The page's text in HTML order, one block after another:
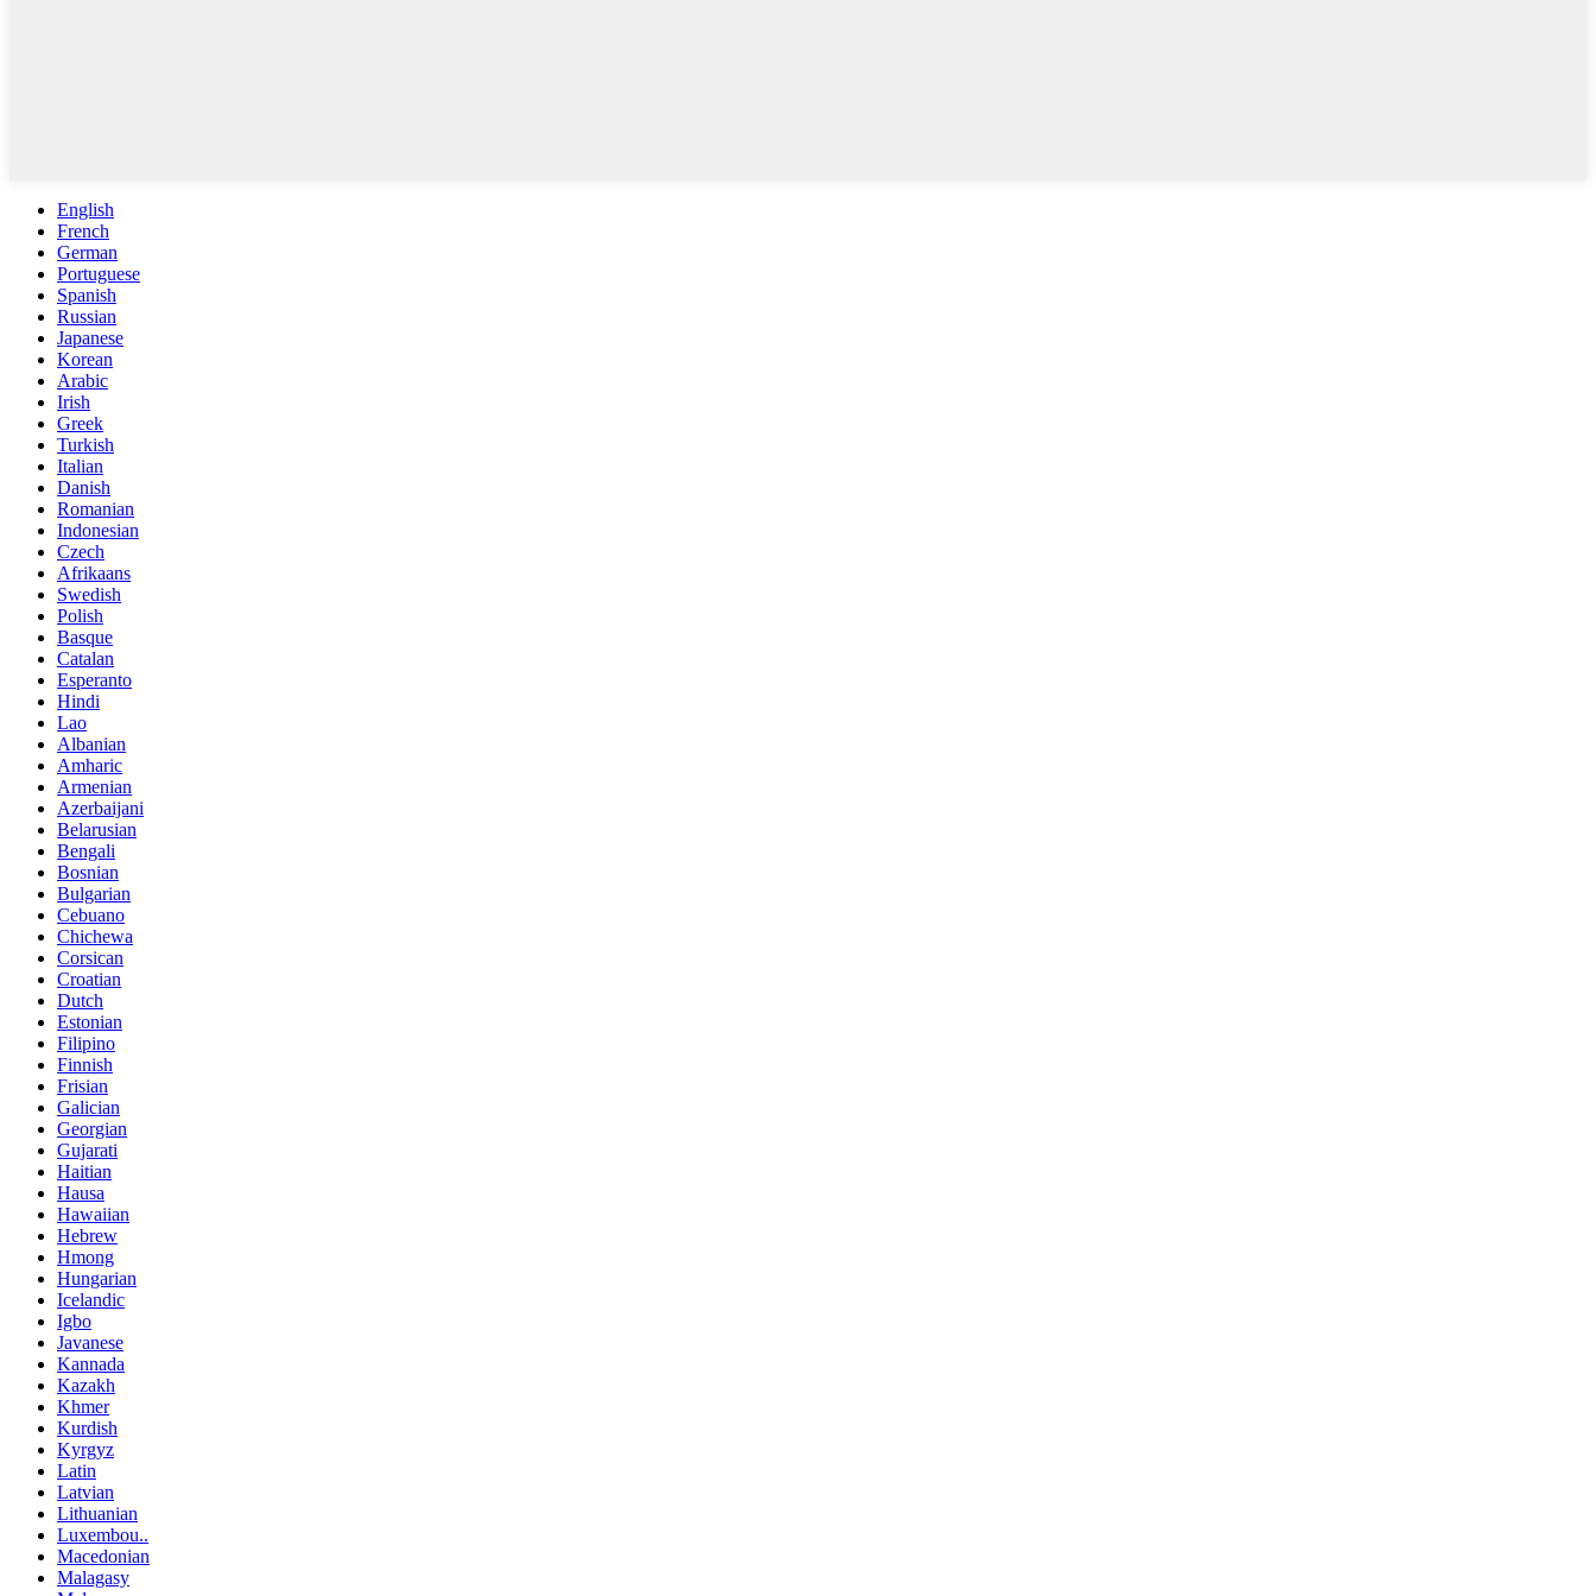
English
French
German
Portuguese
Spanish
Russian
Japanese
Korean
Arabic
Irish
Greek
Turkish
Italian
Danish
Romanian
Indonesian
Czech
Afrikaans
Swedish
Polish
Basque
Catalan
Esperanto
Hindi
Lao
Albanian
Amharic
Armenian
Azerbaijani
Belarusian
Bengali
Bosnian
Bulgarian
Cebuano
Chichewa
Corsican
Croatian
Dutch
Estonian
Filipino
Finnish
Frisian
Galician
Georgian
Gujarati
Haitian
Hausa
Hawaiian
Hebrew
Hmong
Hungarian
Icelandic
Igbo
Javanese
Kannada
Kazakh
Khmer
Kurdish
Kyrgyz
Latin
Latvian
Lithuanian
Luxembou..
Macedonian
Malagasy